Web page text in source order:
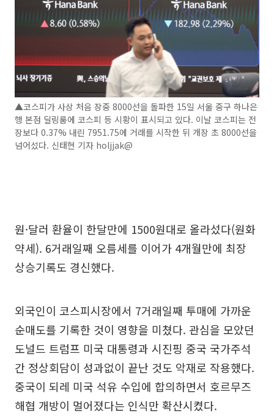
▲코스피가 사상 처음 장중 8000선을 돌파한 15일 서울 중구 하나은
행 본점 딜링룸에 코스피 등 시황이 표시되고 있다. 이날 코스피는 전
장보다 0.37% 내린 7951.75에 거래를 시작한 뒤 개장 초 8000선을
넘어섰다. 신태현 기자 holjjak@
원·달러 환율이 한달만에 1500원대로 올라섰다(원화
약세). 6거래일째 오름세를 이어가 4개월만에 최장
상승기록도 경신했다.
외국인이 코스피시장에서 7거래일째 투매에 가까운
순매도를 기록한 것이 영향을 미쳤다. 관심을 모았던
도널드 트럼프 미국 대통령과 시진핑 중국 국가주석
간 정상회담이 성과없이 끝난 것도 악재로 작용했다.
중국이 되레 미국 석유 수입에 합의하면서 호르무즈
해협 개방이 멀어졌다는 인식만 확산시켰다.